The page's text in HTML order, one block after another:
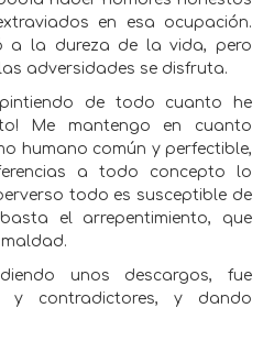
en esa ocupación.
a la dureza de la vida, pero
adversidades se disfruta.
de todo cuanto he
Me mantengo en cuanto
humano común y perfectible,
a todo concepto lo
todo es susceptible de
el arrepentimiento, que
unos descargos, fue
y contradictores, y dando